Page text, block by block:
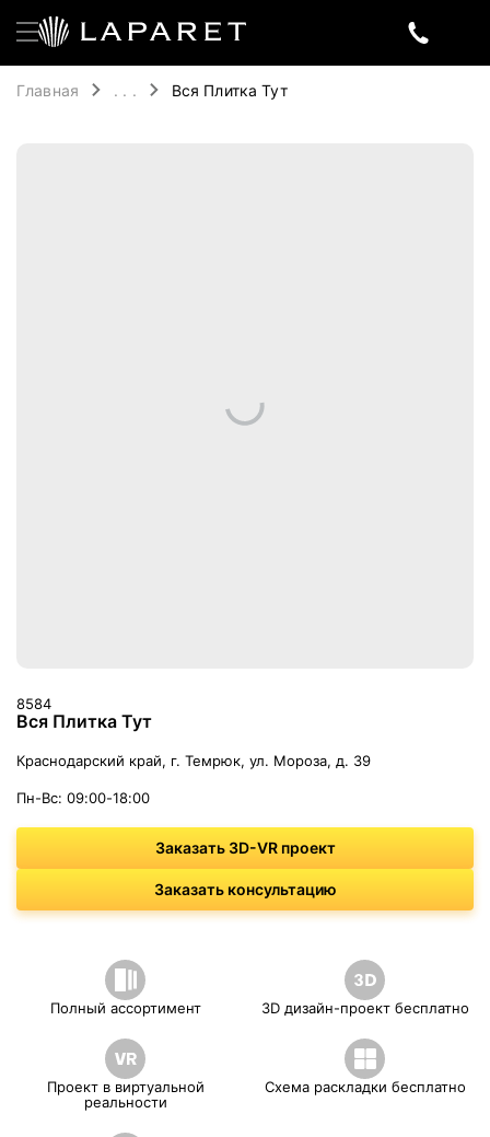
Главная . . . Вся Плитка Тут
8584
Вся Плитка Тут
Краснодарский край, г. Темрюк, ул. Мороза, д. 39
Пн-Вс: 09:00-18:00
Заказать 3D-VR проект
Заказать консультацию
Полный ассортимент
Проект в виртуальной
реальности
3D дизайн-проект бесплатно
Схема раскладки бесплатно